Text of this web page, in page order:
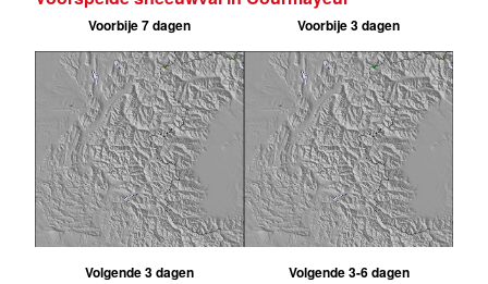
Voorbije 7 dagen Voorbije 3 dagen
Volgende 3 dagen Volgende 3-6 dagen